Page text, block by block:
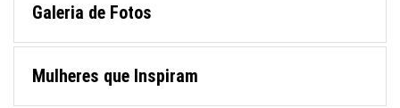
Galeria de Fotos
Mulheres que Inspiram